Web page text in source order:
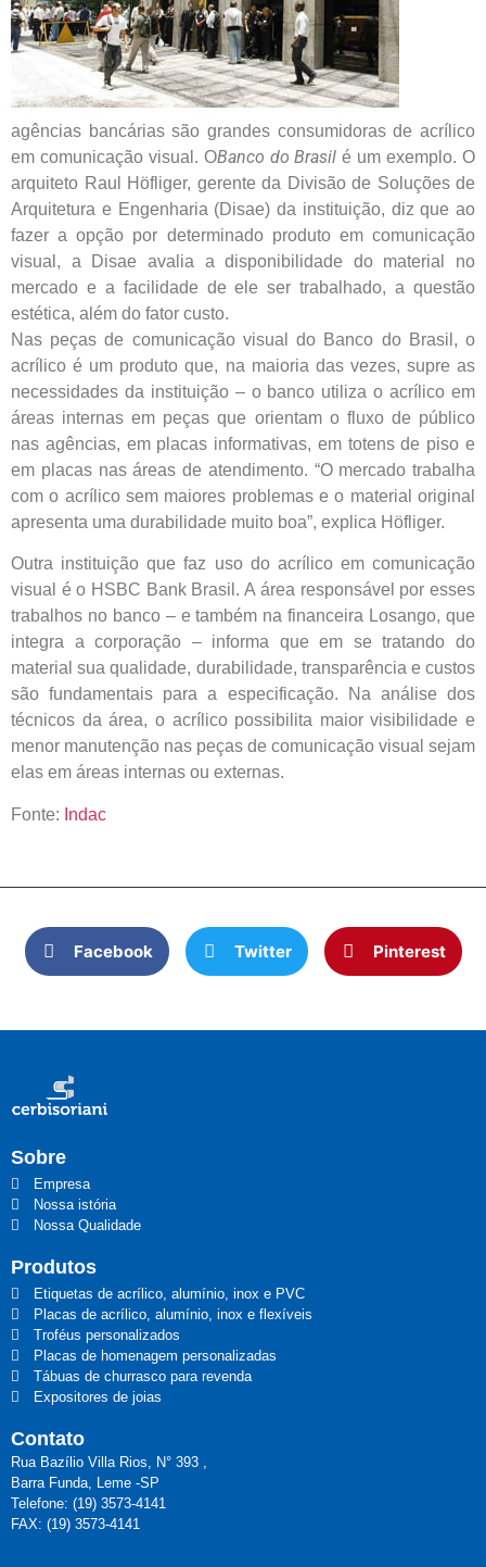
agências bancárias são grandes consumidoras de acrílico
em comunicação visual. OBanco do Brasil é um exemplo. O
arquiteto Raul Höfliger, gerente da Divisão de Soluções de
Arquitetura e Engenharia (Disae) da instituição, diz que ao
fazer a opção por determinado produto em comunicação
visual, a Disae avalia a disponibilidade do material no
mercado e a facilidade de ele ser trabalhado, a questão
estética, além do fator custo.
Nas peças de comunicação visual do Banco do Brasil, o
acrílico é um produto que, na maioria das vezes, supre as
necessidades da instituição – o banco utiliza o acrílico em
áreas internas em peças que orientam o fluxo de público
nas agências, em placas informativas, em totens de piso e
em placas nas áreas de atendimento. “O mercado trabalha
com o acrílico sem maiores problemas e o material original
apresenta uma durabilidade muito boa”, explica Höfliger.
Outra instituição que faz uso do acrílico em comunicação
visual é o HSBC Bank Brasil. A área responsável por esses
trabalhos no banco – e também na financeira Losango, que
integra a corporação – informa que em se tratando do
material sua qualidade, durabilidade, transparência e custos
são fundamentais para a especificação. Na análise dos
técnicos da área, o acrílico possibilita maior visibilidade e
menor manutenção nas peças de comunicação visual sejam
elas em áreas internas ou externas.
Fonte: Indac
Facebook Twitter Pinterest
Sobre
Empresa
Nossa istória
Nossa Qualidade
Produtos
Etiquetas de acrílico, alumínio, inox e PVC
Placas de acrílico, alumínio, inox e flexíveis
Troféus personalizados
Placas de homenagem personalizadas
Tábuas de churrasco para revenda
Expositores de joias
Contato
Rua Bazílio Villa Rios, N° 393 ,
Barra Funda, Leme -SP
Telefone: (19) 3573-4141
FAX: (19) 3573-4141